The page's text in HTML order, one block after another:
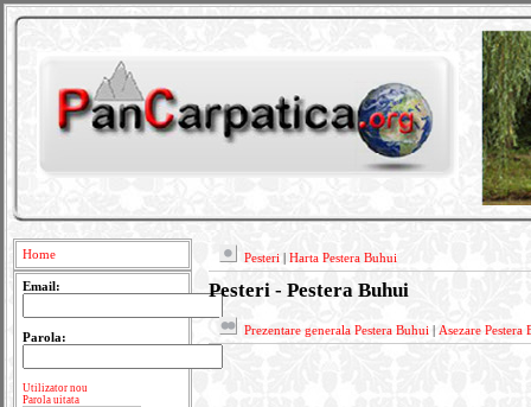
Home
Email:
Parola:
Utilizator nou
Parola uitata
Pesteri Harta Pestera Buhui
Pesteri - Pestera Buhui
Prezentare generala Pestera Buhui Asezare Pestera